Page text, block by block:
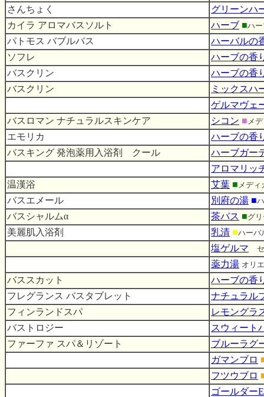
さんちょく
グリーンハ
カイラ アロマバスソルト
ハーブ ■ハ
パトモス バブルバス
ハーバルの
ソフレ
ハーブの香
バスクリン
ハーブの香
バスクリン
ミックスハ
ゲルマヴェ
バスロマン ナチュラルスキンケア
シコン ■ メ
エモリカ
ハーブの香
バスキング 発泡薬用入浴剤 クール
ハーブガー
アロマリッ
温漢浴
艾葉 ■ メディ
バスエメール 別府の湯 ■
バスシャルムα 茶バス ■グ
美麗肌入浴剤 乳清 ■ハーバ
塩ゲルマ
薬力湯 オリ
バススカット
ハーブの香
フレグランス バスタブレット
ナチュラル
フィンランドスパ
レモングラ
バストロジー
スウィート
ファーファ スパ＆リゾート
ブルーラグ
ガマンブロ
フツウブロ
ゴールダー